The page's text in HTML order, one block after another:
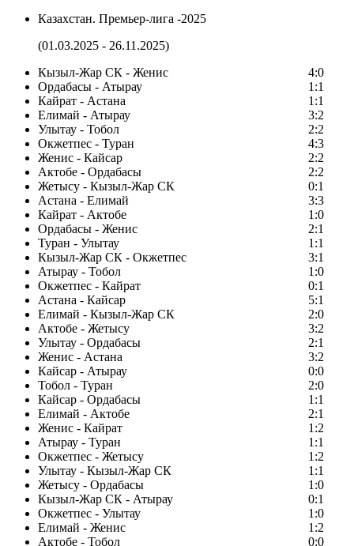
Казахстан. Премьер-лига -2025
(01.03.2025 - 26.11.2025)
Кызыл-Жар СК - Женис
4:0
Ордабасы - Атырау
1:1
Кайрат - Астана
1:1
Елимай - Атырау
3:2
Улытау - Тобол
2:2
Окжетпес - Туран
4:3
Женис - Кайсар
2:2
Актобе - Ордабасы
2:2
Жетысу - Кызыл-Жар СК
0:1
Астана - Елимай
3:3
Кайрат - Актобе
1:0
Ордабасы - Женис
2:1
Туран - Улытау
1:1
Кызыл-Жар СК - Окжетпес
3:1
Атырау - Тобол
1:0
Окжетпес - Кайрат
0:1
Астана - Кайсар
5:1
Елимай - Кызыл-Жар СК
2:0
Актобе - Жетысу
3:2
Улытау - Ордабасы
2:1
Женис - Астана
3:2
Кайсар - Атырау
0:0
Тобол - Туран
2:0
Кайсар - Ордабасы
1:1
Елимай - Актобе
2:1
Женис - Кайрат
1:2
Атырау - Туран
1:1
Окжетпес - Жетысу
1:2
Улытау - Кызыл-Жар СК
1:1
Жетысу - Ордабасы
1:0
Кызыл-Жар СК - Атырау
0:1
Окжетпес - Улытау
1:0
Елимай - Женис
1:2
Актобе - Тобол
0:0